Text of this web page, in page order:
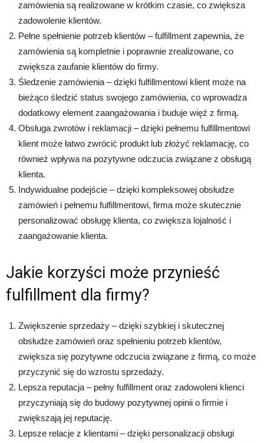
zamówienia są realizowane w krótkim czasie, co zwiększa
zadowolenie klientów.
Pełne spełnienie potrzeb klientów – fulfillment zapewnia, że
zamówienia są kompletnie i poprawnie zrealizowane, co
zwiększa zaufanie klientów do firmy.
Śledzenie zamówienia – dzięki fulfillmentowi klient może na
bieżąco śledzić status swojego zamówienia, co wprowadza
dodatkowy element zaangażowania i buduje więź z firmą.
Obsługa zwrotów i reklamacji – dzięki pełnemu fulfillmentowi
klient może łatwo zwrócić produkt lub złożyć reklamację, co
również wpływa na pozytywne odczucia związane z obsługą
klienta.
Indywidualne podejście – dzięki kompleksowej obsłudze
zamówień i pełnemu fulfillmentowi, firma może skutecznie
personalizować obsługę klienta, co zwiększa lojalność i
zaangażowanie klienta.
Jakie korzyści może przynieść
fulfillment dla firmy?
Zwiększenie sprzedaży – dzięki szybkiej i skutecznej
obsłudze zamówień oraz spełnieniu potrzeb klientów,
zwiększa się pozytywne odczucia związane z firmą, co może
przyczynić się do wzrostu sprzedaży.
Lepsza reputacja – pełny fulfillment oraz zadowoleni klienci
przyczyniają się do budowy pozytywnej opinii o firmie i
zwiększają jej reputację.
Lepsze relacje z klientami – dzięki personalizacji obsługi